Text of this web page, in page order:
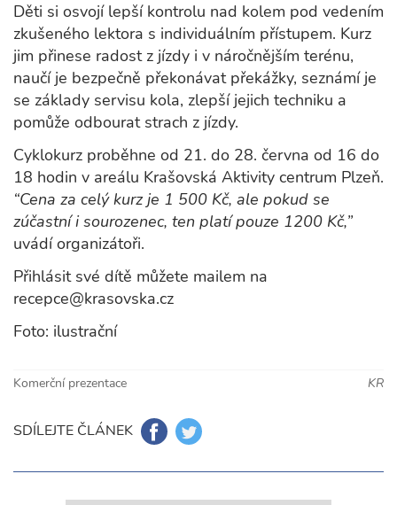
Děti si osvojí lepší kontrolu nad kolem pod vedením
zkušeného lektora s individuálním přístupem. Kurz
jim přinese radost z jízdy i v náročnějším terénu,
naučí je bezpečně překonávat překážky, seznámí je
se základy servisu kola, zlepší jejich techniku a
pomůže odbourat strach z jízdy.
Cyklokurz proběhne od 21. do 28. června od 16 do
18 hodin v areálu Krašovská Aktivity centrum Plzeň.
“Cena za celý kurz je 1 500 Kč, ale pokud se
zúčastní i sourozenec, ten platí pouze 1200 Kč,”
uvádí organizátoři.
Přihlásit své dítě můžete mailem na
recepce@krasovska.cz
Foto: ilustrační
Komerční prezentace KR
SDÍLEJTE ČLÁNEK